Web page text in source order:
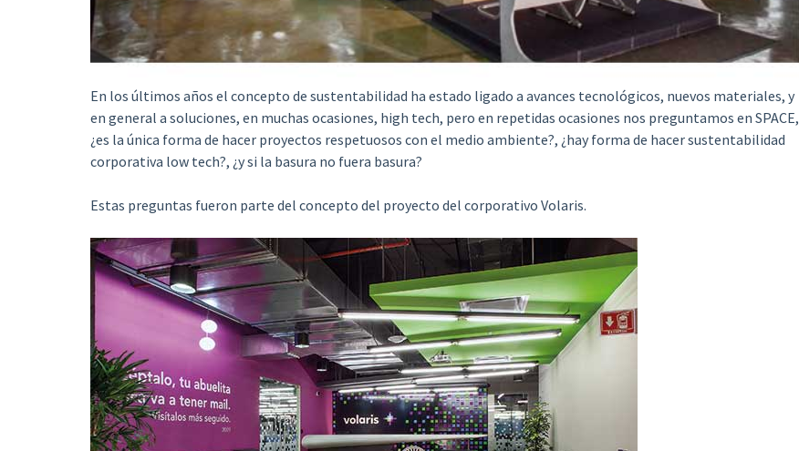
En los últimos años el concepto de sustentabilidad ha estado ligado a avances tecnológicos, nuevos materiales, y
en general a soluciones, en muchas ocasiones, high tech, pero en repetidas ocasiones nos preguntamos en SPACE,
¿es la única forma de hacer proyectos respetuosos con el medio ambiente?, ¿hay forma de hacer sustentabilidad
corporativa low tech?, ¿y si la basura no fuera basura?
Estas preguntas fueron parte del concepto del proyecto del corporativo Volaris.